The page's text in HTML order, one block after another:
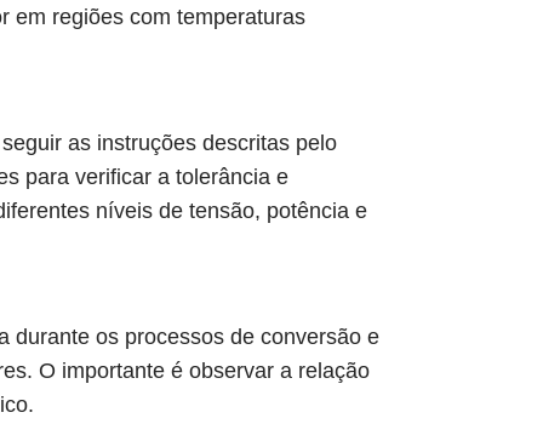
em regiões com temperaturas
as instruções descritas pelo
para verificar a tolerância e
níveis de tensão, potência e
durante os processos de conversão e
O importante é observar a relação